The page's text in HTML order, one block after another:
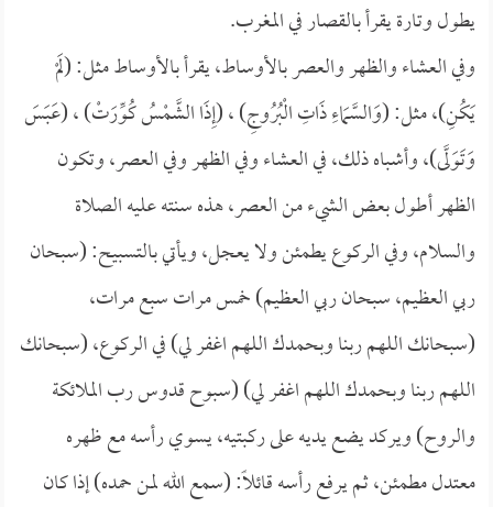
يطول وتارة يقرأ بالقصار في المغرب.
وفي العشاء والظهر والعصر بالأوساط، يقرأ بالأوساط مثل: (لَمْ
يَكُنِ)، مثل: (وَالسَّمَاءِ ذَاتِ الْبُرُوجِ) ، (إِذَا الشَّمْسُ كُوِّرَتْ) ، (عَبَسَ
وَتَوَلَّى)، وأشباه ذلك، في العشاء وفي الظهر وفي العصر، وتكون
الظهر أطول بعض الشيء من العصر، هذه سنته عليه الصلاة
والسلام، وفي الركوع يطمئن ولا يعجل، ويأتي بالتسبيح: (سبحان
ربي العظيم، سبحان ربي العظيم) خمس مرات سبع مرات،
(سبحانك اللهم ربنا وبحمدك اللهم اغفر لي) في الركوع، (سبحانك
اللهم ربنا وبحمدك اللهم اغفر لي) (سبوح قدوس رب الملائكة
والروح) ويركد يضع يديه على ركبتيه، يسوي رأسه مع ظهره
معتدل مطمئن، ثم يرفع رأسه قائلاً: (سمع الله لمن حمده) إذا كان